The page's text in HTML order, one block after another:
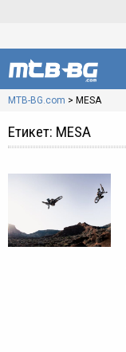
MTB-BG.com > MESA
Етикет: MESA